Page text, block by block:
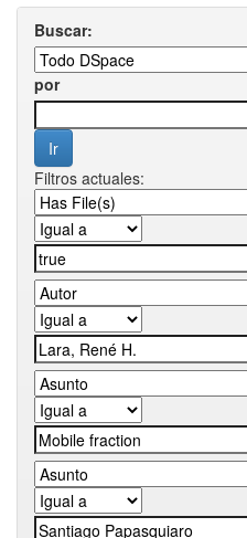
Buscar:
por
Filtros actuales: